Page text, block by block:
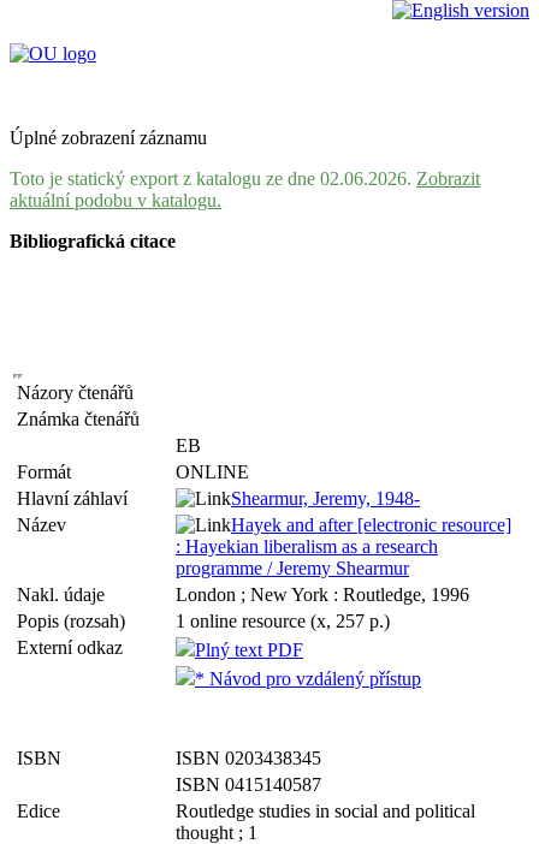
Úplné zobrazení záznamu
Toto je statický export z katalogu ze dne 02.06.2026. Zobrazit
aktuální podobu v katalogu.
Bibliografická citace
Názory čtenářů
Známka čtenářů
EB
Formát
ONLINE
Hlavní záhlaví
Shearmur, Jeremy, 1948-
Název
Hayek and after [electronic resource]
: Hayekian liberalism as a research
programme / Jeremy Shearmur
Nakl. údaje
London ; New York : Routledge, 1996
Popis (rozsah)
1 online resource (x, 257 p.)
Externí odkaz
Plný text PDF
* Návod pro vzdálený přístup
ISBN
ISBN 0203438345
ISBN 0415140587
Edice
Routledge studies in social and political
thought ; 1